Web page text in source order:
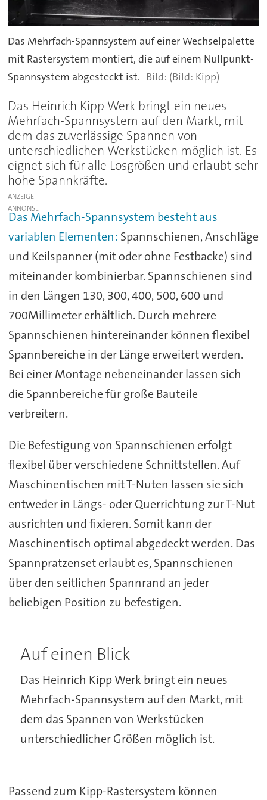
Das Mehrfach-Spannsystem auf einer Wechselpalette
mit Rastersystem montiert, die auf einem Nullpunkt-
Spannsystem abgesteckt ist.
(Bild: Kipp)
Das Heinrich Kipp Werk bringt ein neues
Mehrfach-Spannsystem auf den Markt, mit
dem das zuverlässige Spannen von
unterschiedlichen Werkstücken möglich ist. Es
eignet sich für alle Losgrößen und erlaubt sehr
hohe Spannkräfte.
ANZEIGE
Das Mehrfach-Spannsystem besteht aus
variablen Elementen: Spannschienen, Anschläge
und Keilspanner (mit oder ohne Festbacke) sind
miteinander kombinierbar. Spannschienen sind
in den Längen 130, 300, 400, 500, 600 und
700Millimeter erhältlich. Durch mehrere
Spannschienen hintereinander können flexibel
Spannbereiche in der Länge erweitert werden.
Bei einer Montage nebeneinander lassen sich
die Spannbereiche für große Bauteile
verbreitern.
Die Befestigung von Spannschienen erfolgt
flexibel über verschiedene Schnittstellen. Auf
Maschinentischen mit T-Nuten lassen sie sich
entweder in Längs- oder Querrichtung zur T-Nut
ausrichten und fixieren. Somit kann der
Maschinentisch optimal abgedeckt werden. Das
Spannpratzenset erlaubt es, Spannschienen
über den seitlichen Spannrand an jeder
beliebigen Position zu befestigen.
Auf einen Blick
Das Heinrich Kipp Werk bringt ein neues
Mehrfach-Spannsystem auf den Markt, mit
dem das Spannen von Werkstücken
unterschiedlicher Größen möglich ist.
Passend zum Kipp-Rastersystem können